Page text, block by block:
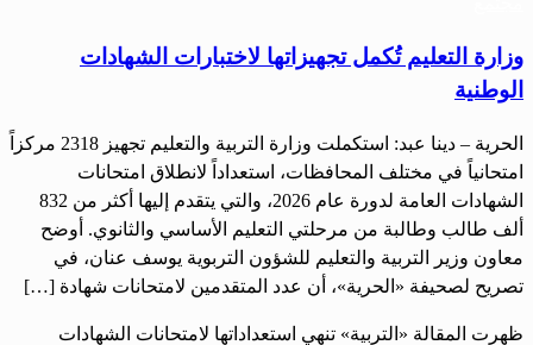
وزارة التعليم تُكمل تجهيزاتها لاختبارات الشهادات
الوطنية
الحرية – دينا عبد: استكملت وزارة التربية والتعليم تجهيز 2318 مركزاً
امتحانياً في مختلف المحافظات، استعداداً لانطلاق امتحانات
الشهادات العامة لدورة عام 2026، والتي يتقدم إليها أكثر من 832
ألف طالب وطالبة من مرحلتي التعليم الأساسي والثانوي. أوضح
معاون وزير التربية والتعليم للشؤون التربوية يوسف عنان، في
تصريح لصحيفة «الحرية»، أن عدد المتقدمين لامتحانات شهادة […]
ظهرت المقالة «التربية» تنهي استعداداتها لامتحانات الشهادات